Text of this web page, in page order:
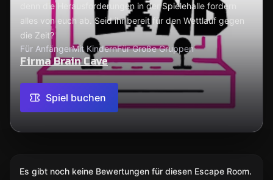
denn die Herausforderungen in der Spielehalle fordern
alles von euch ab. Seid ihr bereit für den Wettlauf gegen
die Zeit?
Für AnfängerMit KindernFür Große Gruppen
Firma Brain Cave
Spiel buchen
Es gibt noch keine Bewertungen für diesen Escape Room.